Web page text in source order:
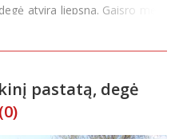
atvira liepsna. Gaisro metu
rūkoma 25 kg mėsos
pastatą, degė
(0)